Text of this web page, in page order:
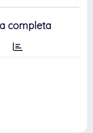
completa